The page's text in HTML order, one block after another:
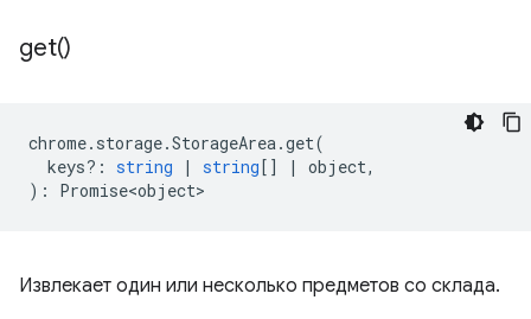
get()
chrome. storage.StorageArea.get(
keys? : string | string[] | object,
) : Promise<object>
Извлекает один или несколько предметов со склада.